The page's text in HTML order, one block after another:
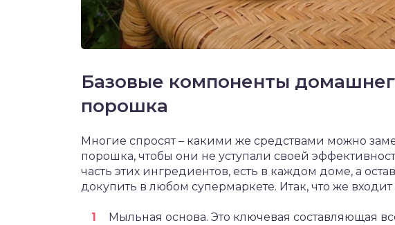
Базовые компоненты
порошка
Многие спросят – какими же средствами можно
порошка, чтобы они не уступали своей
часть этих ингредиентов, есть в каждом доме, а
докупить в любом супермаркете. Итак, что же
Мыльная основа. Это ключевая составляющая